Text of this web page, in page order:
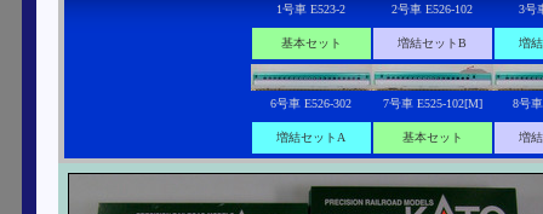
1号車 E523-2
基本セット
2号車 E526-102
増結セットB
3号
増
6号車 E526-302
増結セットA
7号車 E525-102[M]
基本セット
8号
増